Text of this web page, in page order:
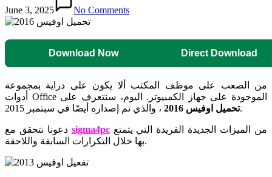
June 3, 2025 No Comments
Download Now Direct Download
من الصعب على موظف المكتب ألا يكون على دراية بمجموعة
أدوات Office الموجودة على جهاز الكمبيوتر. اليوم، سنتعرف على
تحميل اوفيس 2016، والذي تم إصداره أيضًا في سبتمبر 2015.
دعونا نتحقق مع sigma4pc من الميزات الجديدة الفريدة التي يتمتع
بها خلال التكرارات السابقة واللاحقة.